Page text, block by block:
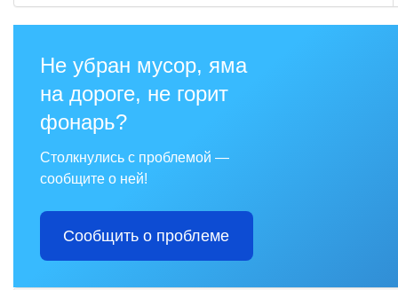
Не убран мусор, яма
на дороге, не горит
фонарь?
Столкнулись с проблемой —
сообщите о ней!
Сообщить о проблеме